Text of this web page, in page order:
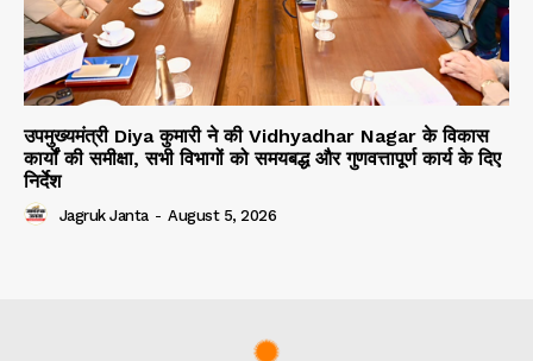
उपमुख्यमंत्री Diya कुमारी ने की Vidhyadhar Nagar के विकास
कार्यों की समीक्षा, सभी विभागों को समयबद्ध और गुणवत्तापूर्ण कार्य के दिए
निर्देश
Jagruk Janta - August 5, 2026